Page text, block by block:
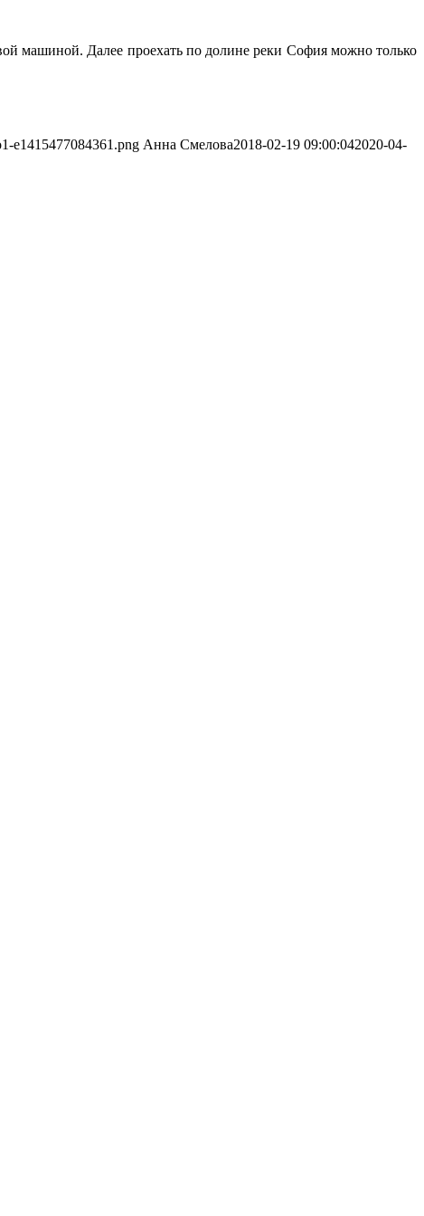
машиной. Далее проехать по долине реки София можно только
e1415477084361.png Анна Смелова2018-02-19 09:00:042020-04-